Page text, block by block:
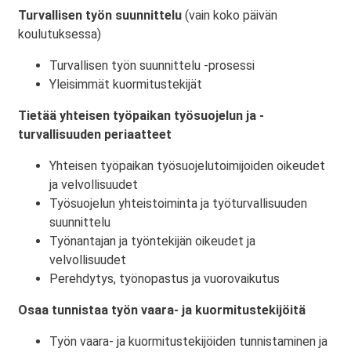
Turvallisen työn suunnittelu (vain koko päivän
koulutuksessa)
Turvallisen työn suunnittelu -prosessi
Yleisimmät kuormitustekijät
Tietää yhteisen työpaikan työsuojelun ja -
turvallisuuden periaatteet
Yhteisen työpaikan työsuojelutoimijoiden oikeudet
ja velvollisuudet
Työsuojelun yhteistoiminta ja työturvallisuuden
suunnittelu
Työnantajan ja työntekijän oikeudet ja
velvollisuudet
Perehdytys, työnopastus ja vuorovaikutus
Osaa tunnistaa työn vaara- ja kuormitustekijöitä
Työn vaara- ja kuormitustekijöiden tunnistaminen ja